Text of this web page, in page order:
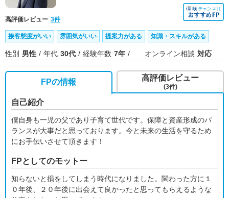
高評価レビュー 3件
接客態度がいい 雰囲気がいい 提案力がある 知識・スキルがある
性別 男性 年代 30代 経験年数 7年 オンライン相談 対応
FPの情報
自己紹介
僕自身も一児の父であり子育て世代です。保障と資産形成のバ
ランスが大事だと思っております。今と未来の生活を守るため
にお手伝いさせて頂きます！
FPとしてのモットー
知らないと損をしてしまう時代になりました。関わった方に１
０年後、２０年後に出会えて良かったと思ってもらえるような
高評価レビュー
(3件)